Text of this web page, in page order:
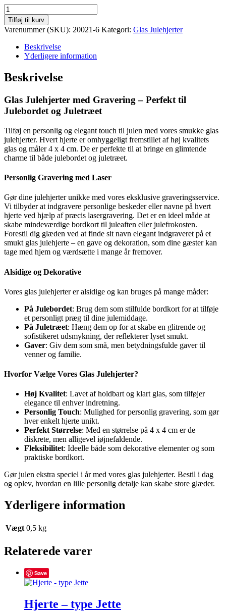
Tilføj til kurv
Varenummer (SKU): 20021-6 Kategori: Glas Julehjerter
Beskrivelse
Yderligere information
Beskrivelse
Glas Julehjerter med Gravering – Perfekt til
Julebordet og Juletræet
Tilføj en personlig og elegant touch til julen med vores smukke glas
julehjerter. Hvert hjerte er omhyggeligt fremstillet af høj kvalitets
glas og måler 4 x 4 cm. De er perfekte til at bringe en glimtende
charme til både julebordet og juletræet.
Personlig Gravering med Laser
Gør dine julehjerter unikke med vores eksklusive graveringsservice.
Vi tilbyder at indgravere personlige beskeder eller navne på hvert
hjerte ved hjælp af præcis lasergravering. Det er en ideel måde at
skabe mindeværdige bordkort til juleaften eller julefrokosten.
Forestil dig glæden ved at finde sit navn elegant indgraveret på et
smukt glas julehjerte – en gave og dekoration, som dine gæster kan
tage med hjem og værdsætte i mange år fremover.
Alsidige og Dekorative
Vores glas julehjerter er alsidige og kan bruges på mange måder:
På Julebordet: Brug dem som stilfulde bordkort for at tilføje
et personligt præg til dine julemiddage.
På Juletræet: Hæng dem op for at skabe en glitrende og
sofistikeret udsmykning, der reflekterer lyset smukt.
Gaver: Giv dem som små, men betydningsfulde gaver til
venner og familie.
Hvorfor Vælge Vores Glas Julehjerter?
Høj Kvalitet: Lavet af holdbart og klart glas, som tilføjer
elegance til enhver indretning.
Personlig Touch: Mulighed for personlig gravering, som gør
hver enkelt hjerte unikt.
Perfekt Størrelse: Med en størrelse på 4 x 4 cm er de
diskrete, men alligevel iøjnefaldende.
Fleksibilitet: Ideelle både som dekorative elementer og som
praktiske bordkort.
Gør julen ekstra speciel i år med vores glas julehjerter. Bestil i dag
og oplev, hvordan en lille personlig detalje kan skabe store glæder.
Yderligere information
Vægt 0,5 kg
Relaterede varer
Save
Hjerte – type Jette